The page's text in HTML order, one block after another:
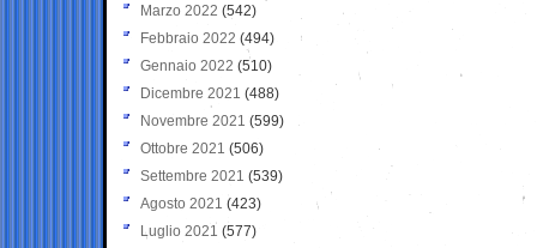
Marzo 2022 (542)
Febbraio 2022 (494)
Gennaio 2022 (510)
Dicembre 2021 (488)
Novembre 2021 (599)
Ottobre 2021 (506)
Settembre 2021 (539)
Agosto 2021 (423)
Luglio 2021 (577)